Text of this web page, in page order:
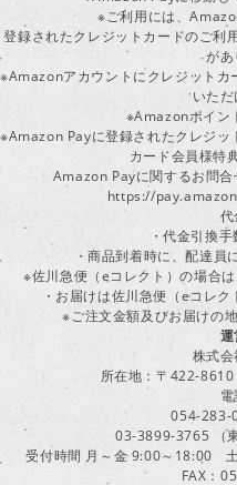
※ご利用には、
登録されたクレジットカードのご利
があ
※Amazonアカウントにクレジットカ
いただ
※Amazonポイン
※Amazon Payに登録されたクレジッ
カード会員様特
Amazon Payに関するお問合
https://
・代金引換
・商品到着時に、配達員
※佐川急便（eコレクト）の場合は
・お届けは佐川急便（eコレ
※ご注文金額及びお届けの
株式
所在地：〒422-
054-283-
03-3899-3765 （
受付時間 月～金 9:00～18:00
FAX：